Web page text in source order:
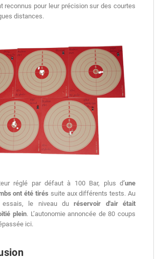
reconnus pour leur précision sur des courtes
distances.
réglé par défaut à 100 Bar, plus d’une
ont été tirés suite aux différents tests. Au
essais, le niveau duréservoir d'air était
plein. L’autonomie annoncée de 80 coups
ici.